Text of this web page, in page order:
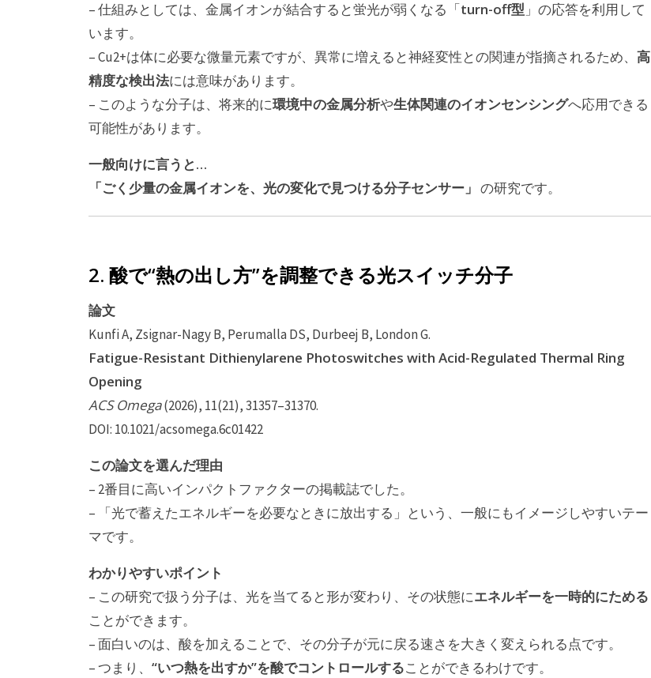
– 仕組みとしては、金属イオンが結合すると蛍光が弱くなる「turn-off型 」の応答を利用して
います。
– Cu2+は体に必要な微量元素ですが、異常に増えると神経変性との関連が指摘されるため、 高
精度な検出法には意味があります。
– このような分子は、将来的に環境中の金属分析や生体関連のイオンセンシングへ応用できる
可能性があります。
一般向けに言うと…
「ごく少量の金属イオンを、光の変化で見つける分子センサー」 の研究です。
2. 酸で“熱の出し方”を調整できる光スイッチ分子
論文
Kunfi A, Zsignar-Nagy B, Perumalla DS, Durbeej B, London G.
Fatigue-Resistant Dithienylarene Photoswitches with Acid-Regulated Thermal Ring
Opening
ACS Omega(2026), 11(21), 31357–31370.
DOI: 10.1021/acsomega.6c01422
この論文を選んだ理由
– 2番目に高いインパクトファクターの掲載誌でした。
– 「光で蓄えたエネルギーを必要なときに放出する」という、一般にもイメージしやすいテー
マです。
わかりやすいポイント
– この研究で扱う分子は、光を当てると形が変わり、その状態にエネルギーを一時的にためる
ことができます。
– 面白いのは、酸を加えることで、その分子が元に戻る速さを大きく変えられる点です。
– つまり、 “いつ熱を出すか”を酸でコントロールすることができるわけです。